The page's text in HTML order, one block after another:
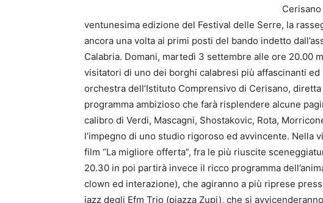
ventunesima edizione del Festival delle Serre, la
ancora una volta ai primi posti del bando indetto
Calabria. Domani, martedì 3 settembre alle ore 20.00
visitatori di uno dei borghi calabresi più affascinanti
orchestra dell’Istituto Comprensivo di Cerisano,
programma ambizioso che farà risplendere alcune
calibro di Verdi, Mascagni, Shostakovic, Rota,
l’impegno di uno studio rigoroso ed avvincente. Nella
film “La migliore offerta”, fra le più riuscite
20.30 in poi partirà invece il ricco programma
clown ed interazione), che agiranno a più riprese
jazz degli Efm Trio (piazza Zupi), che si